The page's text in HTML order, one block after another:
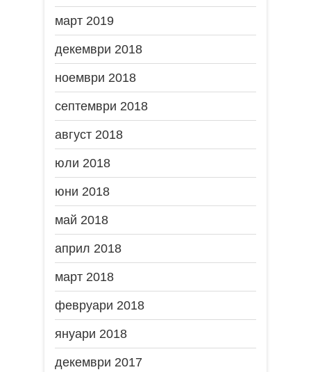
март 2019
декември 2018
ноември 2018
септември 2018
август 2018
юли 2018
юни 2018
май 2018
април 2018
март 2018
февруари 2018
януари 2018
декември 2017